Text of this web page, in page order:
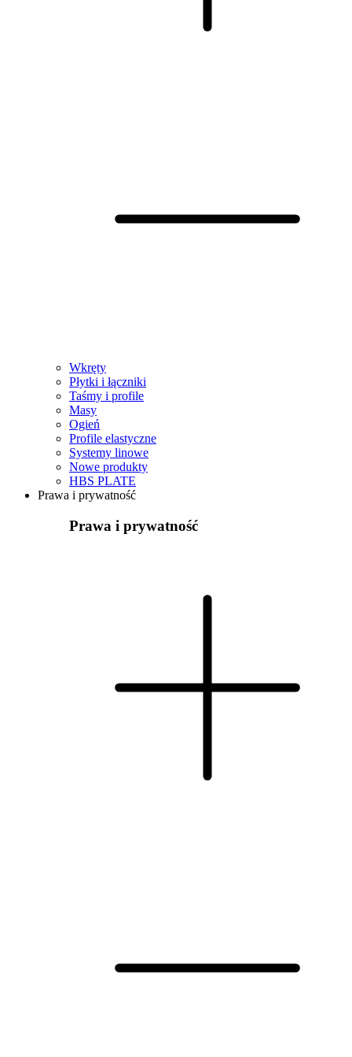
Wkręty
Płytki i łączniki
Taśmy i profile
Masy
Ogień
Profile elastyczne
Systemy linowe
Nowe produkty
HBS PLATE
Prawa i prywatność
Prawa i prywatność